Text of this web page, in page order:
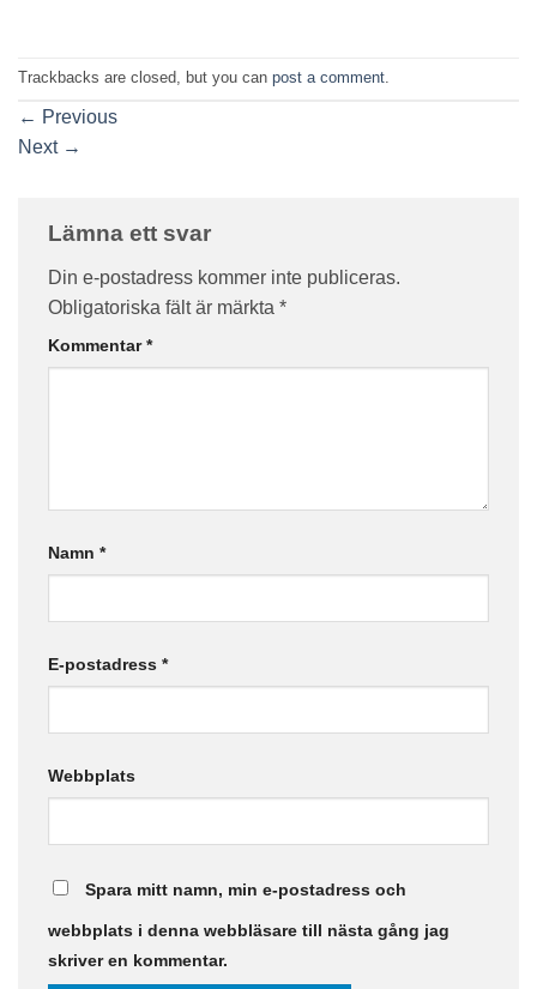
Trackbacks are closed, but you can post a comment.
← Previous
Next →
Lämna ett svar
Din e-postadress kommer inte publiceras.
Obligatoriska fält är märkta *
Kommentar*
Namn *
E-postadress *
Webbplats
Spara mitt namn, min e-postadress och
webbplats i denna webbläsare till nästa gång jag
skriver en kommentar.